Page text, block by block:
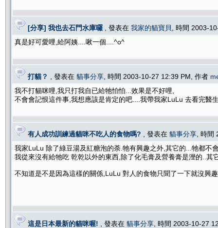
[分享] 我也去石門水庫囉 , 發表在 我家的貓寶貝
, 時間 2003-
真是好可愛哩,給阿姨....啾一個....^o^
打貓？ , 發表在 貓事分享 , 時間 2003-10-27 12:39 PM, 作者
我不打貓咪哩,我只打我自已給牠怕怕...效果是不好哩,
不會會記恨這件事,我想應該是肯定的吧....我帶我家LuLu 去看完醫
有人成功訓練過貓咪不吃人的食物嗎? , 發表在 貓事分享 , 時
我家LuLu 除了綠豆湯及紅糖泡的荼.牠有興趣之外,其它的...牠都不
我從來沒有給牠吃 乾乾以外的東西,除了化毛膏及營養膏是溼的..其
不知道是不是因為這樣的關係,LuLu 對人的食物只聞了一下就沒興
這是日本最新的貓咪喔! , 發表在 貓事分享 , 時間 2003-10-27